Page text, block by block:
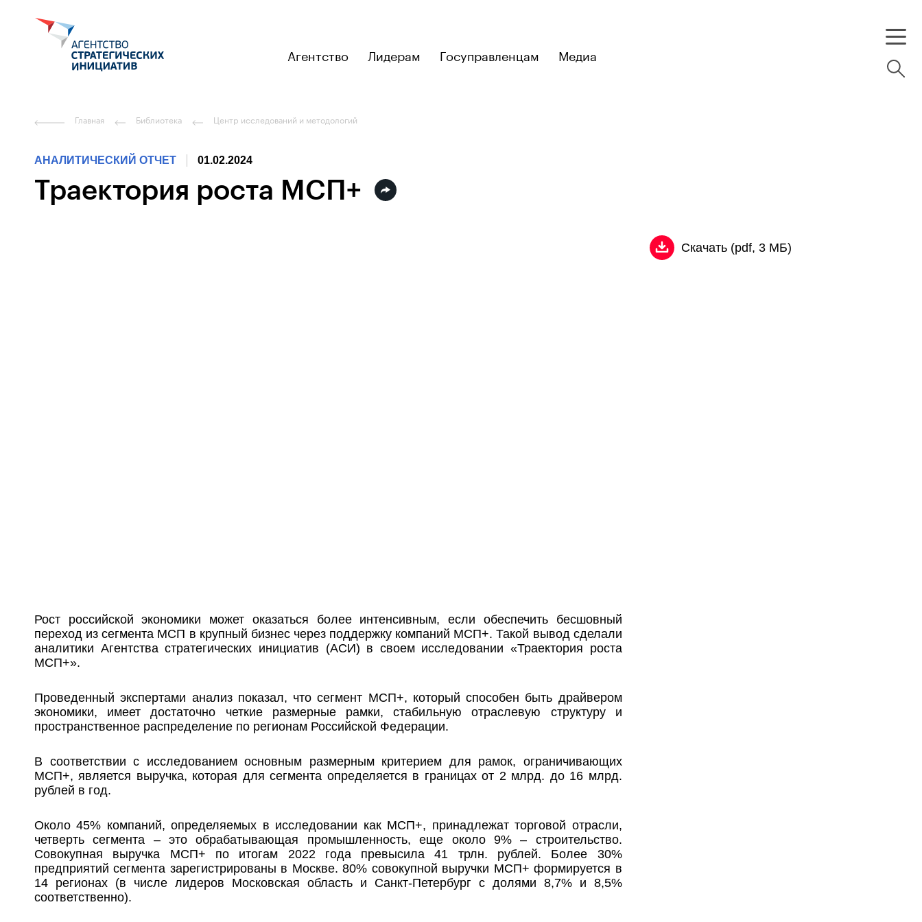
Агентство Лидерам Госуправленцам Медиа
Главная Библиотека Центр исследований и методологий
АНАЛИТИЧЕСКИЙ ОТЧЕТ 01.02.2024
Траектория роста МСП+
Рост российской экономики может оказаться более интенсивным, если обеспечить бесшовный
переход из сегмента МСП в крупный бизнес через поддержку компаний МСП+. Такой вывод сделали
аналитики Агентства стратегических инициатив (АСИ) в своем исследовании «Траектория роста
МСП+».
Проведенный экспертами анализ показал, что сегмент МСП+, который способен быть драйвером
экономики, имеет достаточно четкие размерные рамки, стабильную отраслевую структуру и
пространственное распределение по регионам Российской Федерации.
В соответствии с исследованием основным размерным критерием для рамок, ограничивающих
МСП+, является выручка, которая для сегмента определяется в границах от 2 млрд. до 16 млрд.
рублей в год.
Около 45% компаний, определяемых в исследовании как МСП+, принадлежат торговой отрасли,
четверть сегмента – это обрабатывающая промышленность, еще около 9% – строительство.
Совокупная выручка МСП+ по итогам 2022 года превысила 41 трлн. рублей. Более 30%
предприятий сегмента зарегистрированы в Москве. 80% совокупной выручки МСП+ формируется в
14 регионах (в числе лидеров Московская область и Санкт-Петербург с долями 8,7% и 8,5%
соответственно).
Скачать (pdf, 3 МБ)